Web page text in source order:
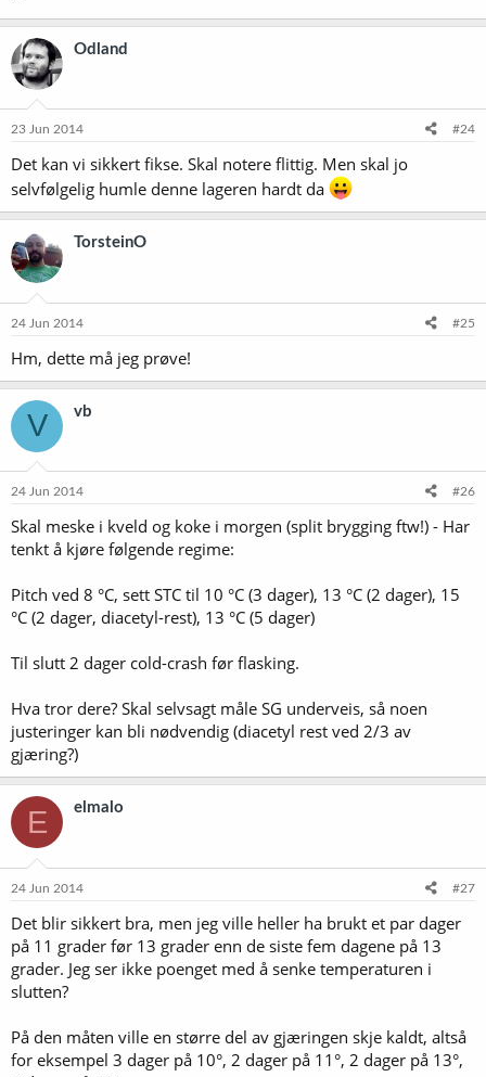
Odland
23 Jun 2014 #24
Det kan vi sikkert fikse. Skal notere flittig. Men skal jo
selvfølgelig humle denne lageren hardt da
TorsteinO
24 Jun 2014 #25
Hm, dette må jeg prøve!
V vb
24 Jun 2014 #26
Skal meske i kveld og koke i morgen (split brygging ftw!) - Har
tenkt å kjøre følgende regime:
Pitch ved 8 °C, sett STC til 10 °C (3 dager), 13 °C (2 dager), 15
°C (2 dager, diacetyl-rest), 13 °C (5 dager)
Til slutt 2 dager cold-crash før flasking.
Hva tror dere? Skal selvsagt måle SG underveis, så noen
justeringer kan bli nødvendig (diacetyl rest ved 2/3 av
gjæring?)
E elmalo
24 Jun 2014 #27
Det blir sikkert bra, men jeg ville heller ha brukt et par dager
på 11 grader før 13 grader enn de siste fem dagene på 13
grader. Jeg ser ikke poenget med å senke temperaturen i
slutten?
På den måten ville en større del av gjæringen skje kaldt, altså
for eksempel 3 dager på 10°, 2 dager på 11°, 2 dager på 13°,